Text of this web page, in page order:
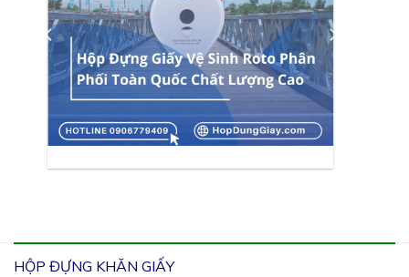
HỘP ĐỰNG KHĂN GIẤY